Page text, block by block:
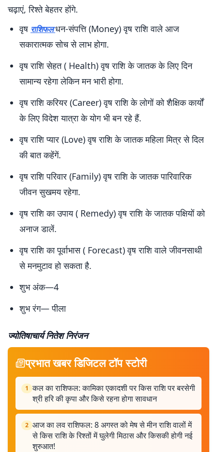
चढ़ाएं, रिश्ते बेहतर होंगे.
वृष राशिफलधन-संपत्ति (Money) वृष राशि वाले आज
सकारात्मक सोच से लाभ होगा.
वृष राशि सेहत ( Health) वृष राशि के जातक के लिए दिन
सामान्य रहेगा लेकिन मन भारी होगा.
वृष राशि करियर (Career) वृष राशि के लोगों को शैक्षिक कार्यों
के लिए विदेश यात्रा के योग भी बन रहे हैं.
वृष राशि प्यार (Love) वृष राशि के जातक महिला मित्र से दिल
की बात कहेंगें.
वृष राशि परिवार (Family) वृष राशि के जातक पारिवारिक
जीवन सुखमय रहेगा.
वृष राशि का उपाय ( Remedy) वृष राशि के जातक पक्षियों को
अनाज डालें.
वृष राशि का पूर्वाभास ( Forecast) वृष राशि वाले जीवनसाथी
से मनमुटाव हो सकता है.
शुभ अंक—4
शुभ रंग— पीला
ज्योतिषाचार्य नितेश निरंजन
प्रभात खबर डिजिटल टॉप स्टोरी
1 कल का राशिफल: कामिका एकादशी पर किस राशि पर बरसेगी
श्री हरि की कृपा और किसे रहना होगा सावधान
2 आज का लव राशिफल: 8 अगस्त को मेष से मीन राशि वालों में
से किस राशि के रिश्तों में घुलेगी मिठास और किसकी होगी नई
शुरुआत!